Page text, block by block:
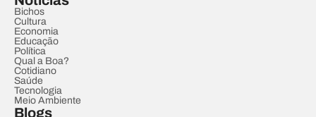
Bichos
Cultura
Economia
Educação
Política
Qual a Boa?
Cotidiano
Saúde
Tecnologia
Meio Ambiente
Blogs